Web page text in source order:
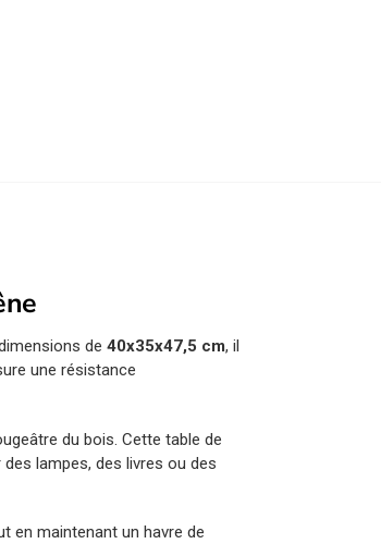
de40x35x47,5 cm, il
une résistance
du bois. Cette table de
lampes, des livres ou des
en maintenant un havre de